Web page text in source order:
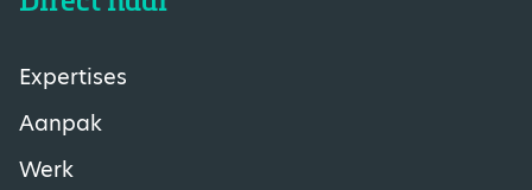
Expertises
Aanpak
Werk